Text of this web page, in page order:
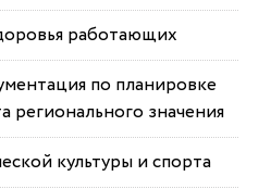
работающих
по планировке
регионального значения
культуры и спорта